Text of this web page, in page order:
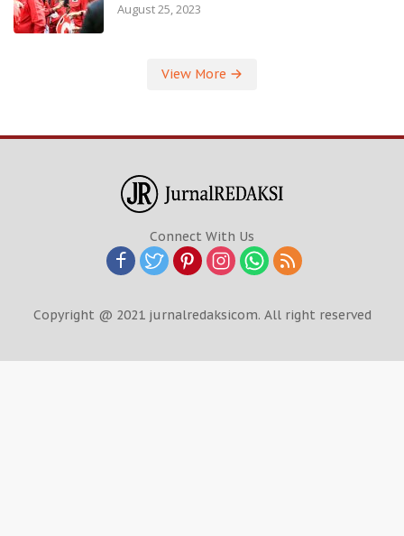
August 25, 2023
View More
Connect With Us
Copyright @ 2021 jurnalredaksicom. All right reserved